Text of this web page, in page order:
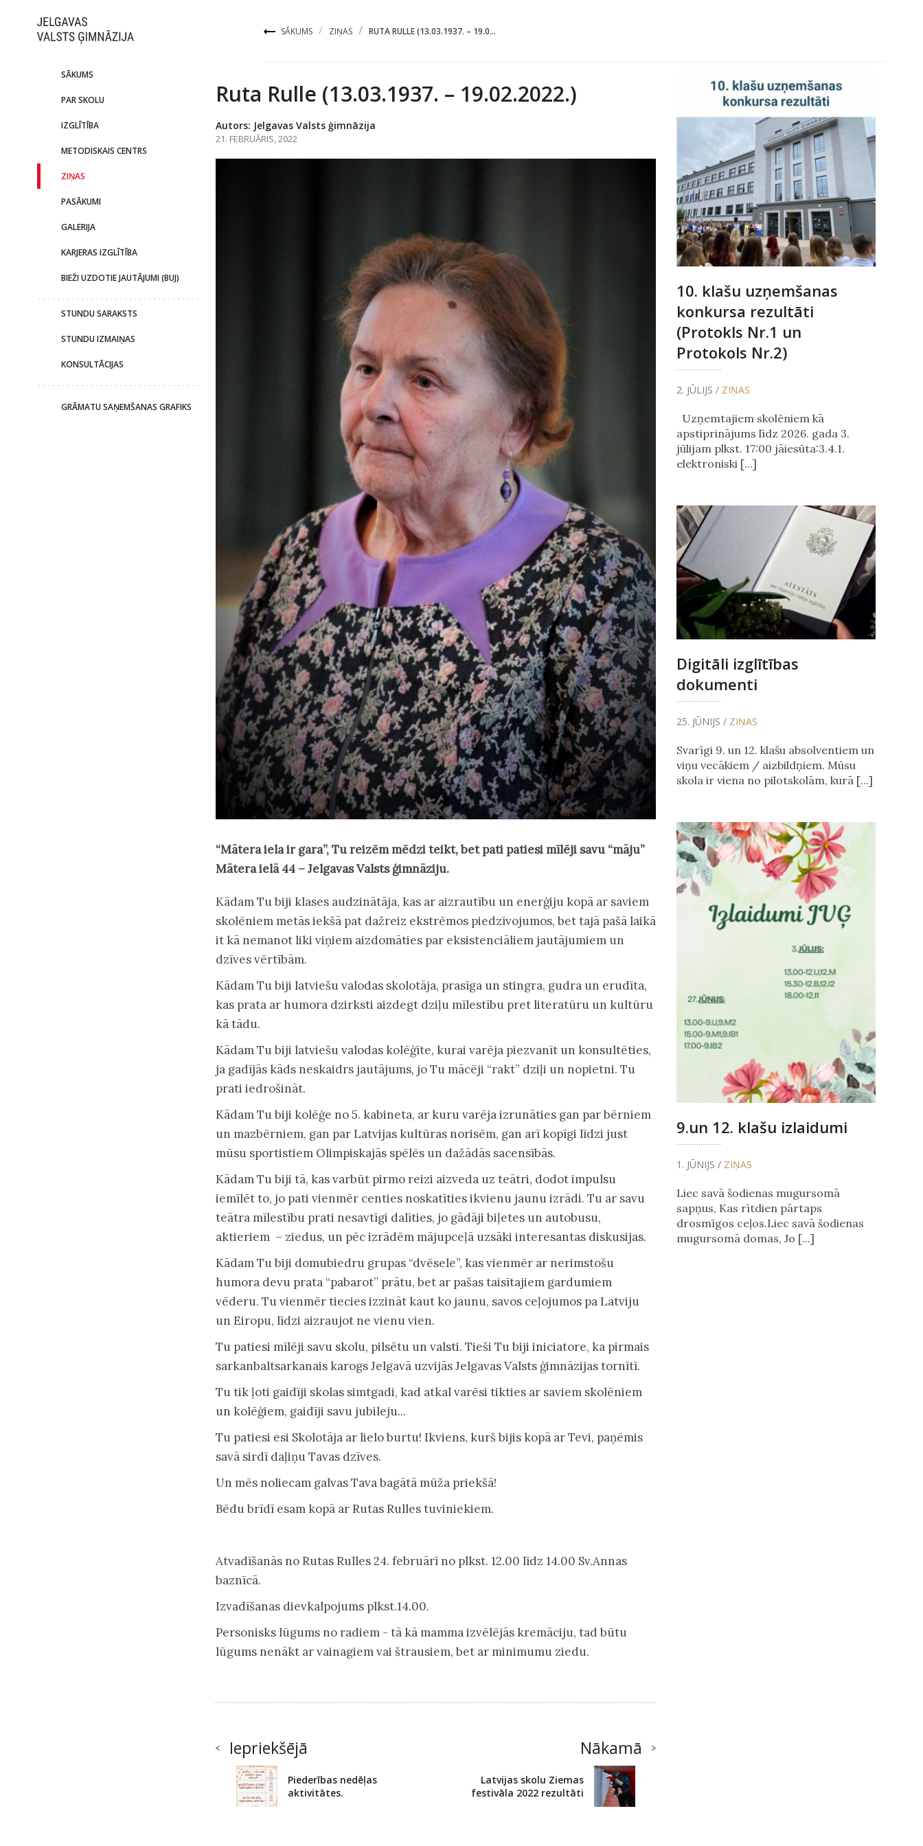
SĀKUMS ZIŅAS RUTA RULLE (13.03.1937. – 19.0...
SĀKUMS
PAR SKOLU
IZGLĪTĪBA
METODISKAIS CENTRS
ZIŅAS
PASĀKUMI
GALERIJA
KARJERAS IZGLĪTĪBA
BIEŽI UZDOTIE JAUTĀJUMI (BUJ)
STUNDU SARAKSTS
STUNDU IZMAIŅAS
KONSULTĀCIJAS
GRĀMATU SAŅEMŠANAS GRAFIKS
Ruta Rulle (13.03.1937. – 19.02.2022.)
Autors: Jelgavas Valsts ģimnāzija
21. FEBRUĀRIS, 2022
“Mātera iela ir gara”, Tu reizēm mēdzi teikt, bet pati patiesi mīlēji savu “māju”
Mātera ielā 44 – Jelgavas Valsts ģimnāziju.
Kādam Tu biji klases audzinātāja, kas ar aizrautību un enerģiju kopā ar saviem
skolēniem metās iekšā pat dažreiz ekstrēmos piedzīvojumos, bet tajā pašā laikā
it kā nemanot liki viņiem aizdomāties par eksistenciāliem jautājumiem un
dzīves vērtībām.
Kādam Tu biji latviešu valodas skolotāja, prasīga un stingra, gudra un erudīta,
kas prata ar humora dzirksti aizdegt dziļu mīlestību pret literatūru un kultūru
kā tādu.
Kādam Tu biji latviešu valodas kolēģīte, kurai varēja piezvanīt un konsultēties,
ja gadījās kāds neskaidrs jautājums, jo Tu mācēji “rakt” dziļi un nopietni. Tu
prati iedrošināt.
Kādam Tu biji kolēģe no 5. kabineta, ar kuru varēja izrunāties gan par bērniem
un mazbērniem, gan par Latvijas kultūras norisēm, gan arī kopīgi līdzi just
mūsu sportistiem Olimpiskajās spēlēs un dažādās sacensībās.
Kādam Tu biji tā, kas varbūt pirmo reizi aizveda uz teātri, dodot impulsu
iemīlēt to, jo pati vienmēr centies noskatīties ikvienu jaunu izrādi. Tu ar savu
teātra mīlestību prati nesavtīgi dalīties, jo gādāji biļetes un autobusu,
aktieriem – ziedus, un pēc izrādēm mājupceļā uzsāki interesantas diskusijas.
Kādam Tu biji domubiedru grupas “dvēsele”, kas vienmēr ar nerimstošu
humora devu prata “pabarot” prātu, bet ar pašas taisītajiem gardumiem
vēderu. Tu vienmēr tiecies izzināt kaut ko jaunu, savos ceļojumos pa Latviju
un Eiropu, līdzi aizraujot ne vienu vien.
Tu patiesi mīlēji savu skolu, pilsētu un valsti. Tieši Tu biji iniciatore, ka pirmais
sarkanbaltsarkanais karogs Jelgavā uzvijās Jelgavas Valsts ģimnāzijas tornītī.
Tu tik ļoti gaidīji skolas simtgadi, kad atkal varēsi tikties ar saviem skolēniem
un kolēģiem, gaidīji savu jubileju...
Tu patiesi esi Skolotāja ar lielo burtu! Ikviens, kurš bijis kopā ar Tevi, paņēmis
savā sirdī daļiņu Tavas dzīves.
Un mēs noliecam galvas Tava bagātā mūža priekšā!
Bēdu brīdī esam kopā ar Rutas Rulles tuviniekiem.
Atvadīšanās no Rutas Rulles 24. februārī no plkst. 12.00 līdz 14.00 Sv.Annas
baznīcā.
Izvadīšanas dievkalpojums plkst.14.00.
Personisks lūgums no radiem - tā kā mamma izvēlējās kremāciju, tad būtu
lūgums nenākt ar vainagiem vai štrausiem, bet ar minimumu ziedu.
Iepriekšējā
Piederības nedēļas
aktivitātes.
Nākamā
Latvijas skolu Ziemas
festivāla 2022 rezultāti
10. klašu uzņemšanas
konkursa rezultāti
(Protokls Nr.1 un
Protokols Nr.2)
2. JŪLIJS / ZIŅAS
Uzņemtajiem skolēniem kā
apstiprinājums līdz 2026. gada 3.
jūlijam plkst. 17:00 jāiesūta:3.4.1.
elektroniski [...]
Digitāli izglītības
dokumenti
25. JŪNIJS / ZIŅAS
Svarīgi 9. un 12. klašu absolventiem un
viņu vecākiem / aizbildņiem. Mūsu
skola ir viena no pilotskolām, kurā [...]
9.un 12. klašu izlaidumi
1. JŪNIJS / ZIŅAS
Liec savā šodienas mugursomā
sapņus, Kas rītdien pārtaps
drosmīgos ceļos.Liec savā šodienas
mugursomā domas, Jo [...]